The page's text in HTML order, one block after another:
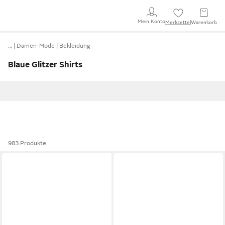
Mein KontoMerkzettel Warenkorb
… Damen-Mode Bekleidung
Blaue Glitzer Shirts
983 Produkte